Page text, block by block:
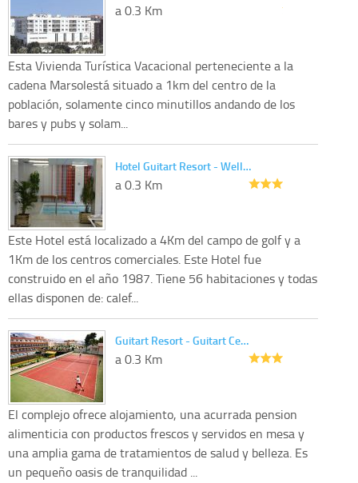
a 0.3 Km
Esta Vivienda Turística Vacacional perteneciente a la
cadena Marsolestá situado a 1km del centro de la
población, solamente cinco minutillos andando de los
bares y pubs y solam...
Hotel Guitart Resort - Well…
a 0.3 Km
Este Hotel está localizado a 4Km del campo de golf y a
1Km de los centros comerciales. Este Hotel fue
construido en el año 1987. Tiene 56 habitaciones y todas
ellas disponen de: calef...
Guitart Resort - Guitart Ce…
a 0.3 Km
El complejo ofrece alojamiento, una acurrada pension
alimenticia con productos frescos y servidos en mesa y
una amplia gama de tratamientos de salud y belleza. Es
un pequeño oasis de tranquilidad ...